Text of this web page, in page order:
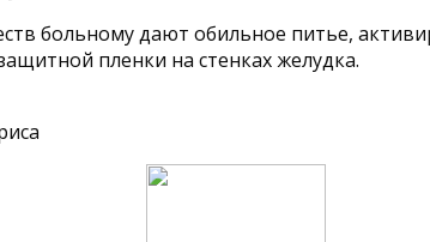
больному дают обильное питье,
пленки на стенках желудка.